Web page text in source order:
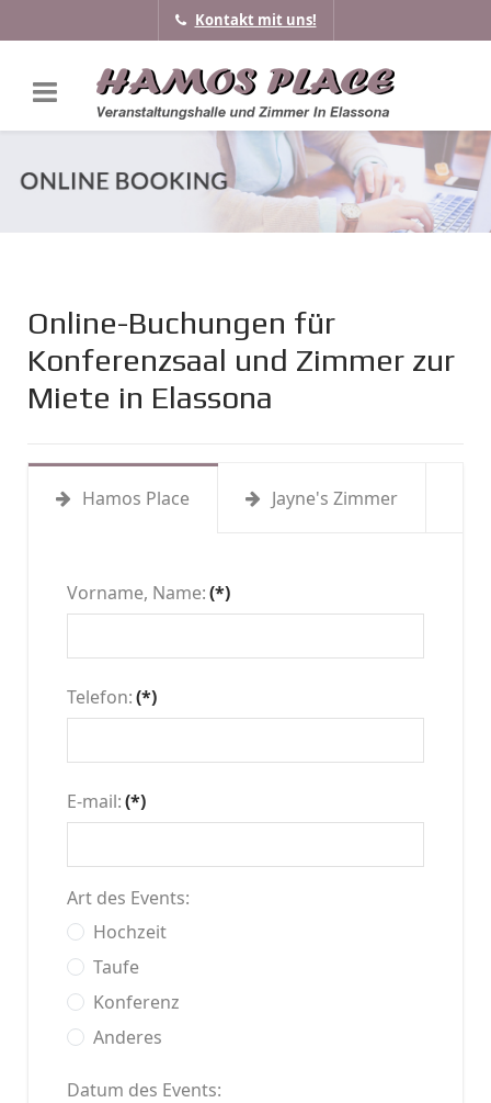
Kontakt mit uns!
Online-Buchungen für
Konferenzsaal und Zimmer zur
Miete in Elassona
Hamos Place Jayne's Zimmer
Vorname, Name:(*)
Telefon:(*)
E-mail:(*)
Art des Events:
Hochzeit
Taufe
Konferenz
Anderes
Datum des Events: